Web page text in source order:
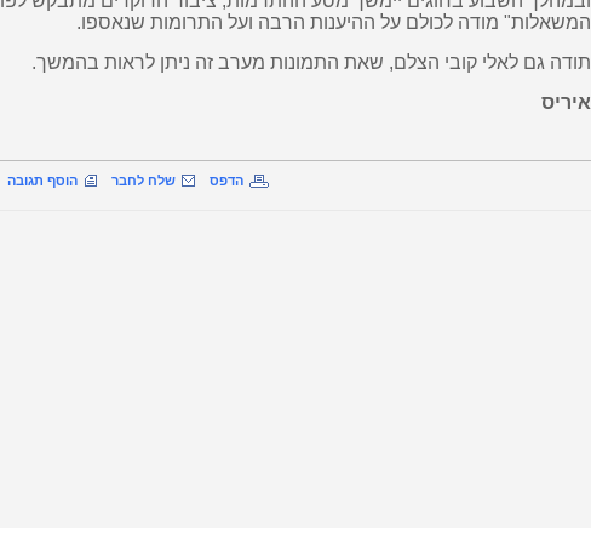
המשאלות" מודה לכולם על ההיענות הרבה ועל התרומות שנאספו.
תודה גם לאלי קובי הצלם, שאת התמונות מערב זה ניתן לראות בהמשך.
איריס
הדפס שלח לחבר הוסף תגובה